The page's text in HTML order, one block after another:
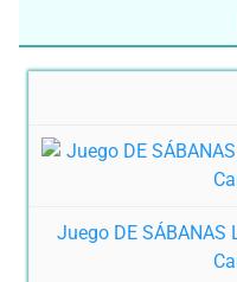
Juego DE SÁBANAS